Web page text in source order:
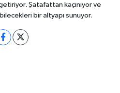
Şatafattan kaçınıyor ve
bir altyapı sunuyor.